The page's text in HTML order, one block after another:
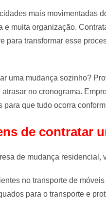
mais movimentadas
e muita organização.
para transformar esse
uma mudança sozinho?
no cronograma.
para que tudo ocorra
de contratar
de mudança residencial,
no transporte de
para o transporte e